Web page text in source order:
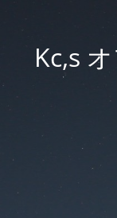
Kc,s